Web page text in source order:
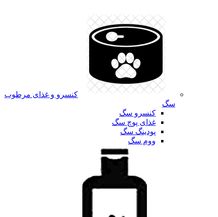
کنسرو و غذای مرطوب
سگ
کنسرو سگ
غذای پوچ سگ
پودینگ سگ
ووم سگ